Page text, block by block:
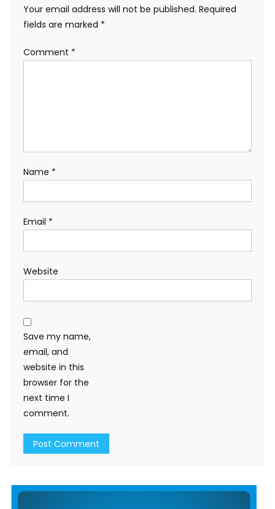
Your email address will not be published. Required
fields are marked *
Comment *
Name *
Email *
Website
Save my name,
email, and
website in this
browser for the
next time I
comment.